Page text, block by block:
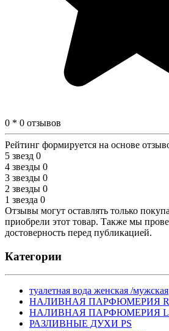
0 * 0 отзывов
Рейтинг формируется на основе
5 звезд 0
4 звезды 0
3 звезды 0
2 звезды 0
1 звезда 0
Отзывы могут оставлять только
приобрели этот товар. Также мы
достоверность перед публикацией.
Категории
туалетная вода женская /мужская
НАЛИВНАЯ ПАРФЮМЕРИЯ
НАЛИВНАЯ ПАРФЮМЕРИЯ
РАЗЛИВНЫЕ ДУХИ PS